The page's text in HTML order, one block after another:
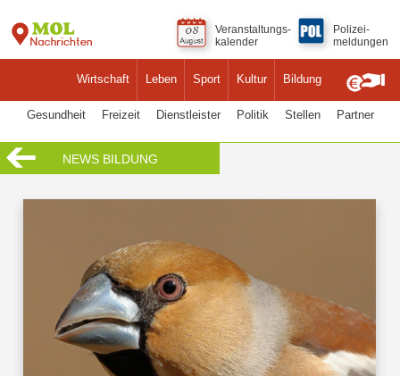
Wirtschaft Leben Sport Kultur Bildung
Veranstaltungs-
kalender
Polizei-
meldungen
Gesundheit Freizeit Dienstleister Politik Stellen Partner
NEWS BILDUNG